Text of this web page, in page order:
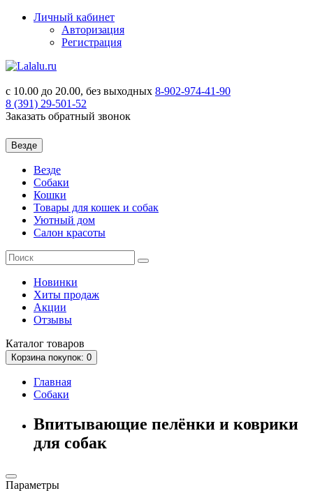
Личный кабинет
Авторизация
Регистрация
с 10.00 до 20.00, без выходных 8-902-974-41-90
8 (391) 29-501-52
Заказать обратный звонок
Везде
Везде
Собаки
Кошки
Товары для кошек и собак
Уютный дом
Салон красоты
Новинки
Хиты продаж
Акции
Отзывы
Каталог товаров
Корзинапокупок: 0
Главная
Собаки
Впитывающие пелёнки и коврики
для собак
Параметры